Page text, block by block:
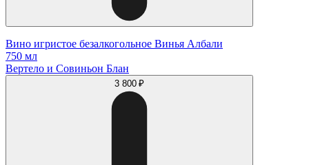
Вино игристое безалкогольное Винья Албали
750 мл
Вертело и Совиньон Блан
3 800 ₽